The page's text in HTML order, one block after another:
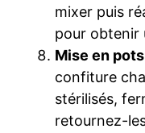
mixer puis
pour obtenir
Mise en pots
confiture
stérilisés,
retournez-